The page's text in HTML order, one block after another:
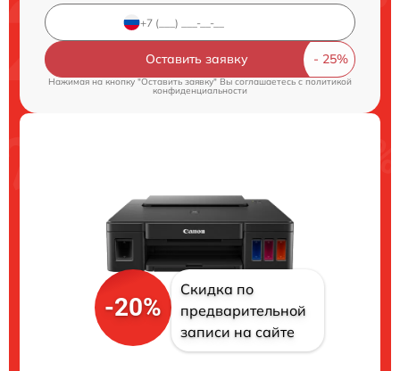
Оставить заявку
Нажимая на кнопку "Оставить заявку" Вы соглашаетесь cполитикой
конфиденциальности
-20%
Скидка по
предварительной
записи на сайте